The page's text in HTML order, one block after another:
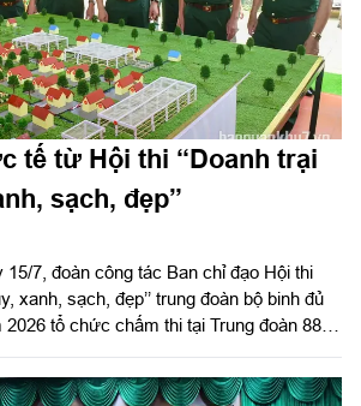
tế từ Hội thi “Doanh trại
sạch, đẹp”
15/7, đoàn công tác Ban chỉ đạo Hội thi
xanh, sạch, đẹp’’ trung đoàn bộ binh đủ
tổ chức chấm thi tại Trung đoàn 88,